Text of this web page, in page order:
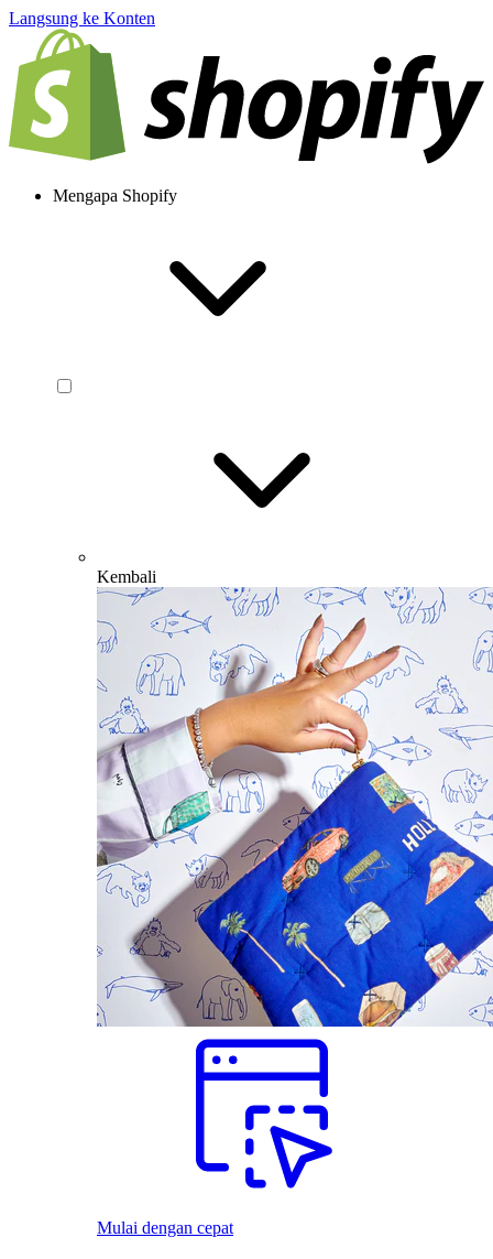
Langsung ke Konten
Mengapa Shopify
Kembali
Mulai dengan cepat